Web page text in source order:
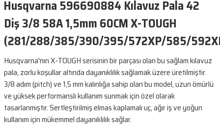
Husqvarna 596690884 Kılavuz Pala 42
Diş 3/8 58A 1,5mm 60CM X-TOUGH
(281/288/385/390/395/572XP/585/
Husqvarna'nın X-TOUGH serisinin bir parçası olan bu sağlam kılavuz
pala, zorlu koşullar altında dayanıklılık sağlamak üzere üretilmiştir.
3/8 adım (pitch) ve 1,5 mm kalınlığa sahip olan bu model, uzun ömürlü
ve yüksek performanslı kullanım sunmak için özel olarak
tasarlanmıştır. Sertleştirilmiş elmas kaplamalı uç, ağır iş ve yoğun
kullanım için mükemmel dayanıklılık sağlar.